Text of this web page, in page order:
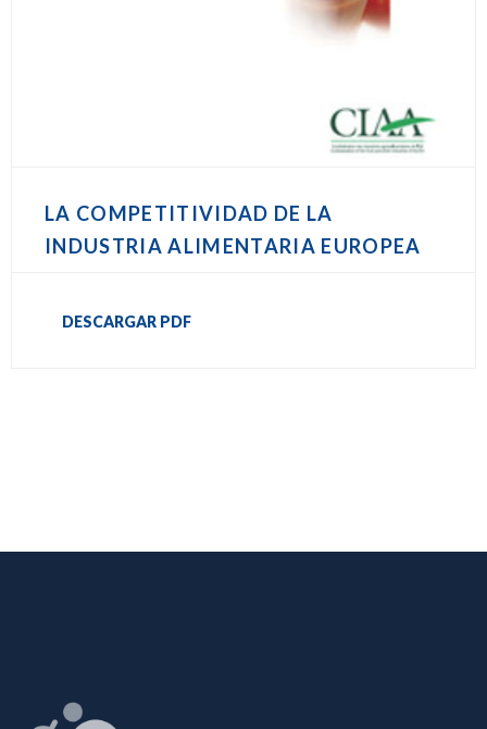
LA COMPETITIVIDAD DE LA
INDUSTRIA ALIMENTARIA EUROPEA
DESCARGAR PDF